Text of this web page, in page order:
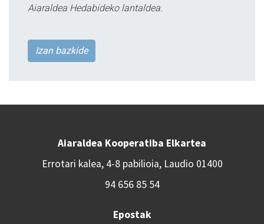
Aiaraldea Hedabideko lantaldea.
Izan bazkide
Aiaraldea Kooperatiba Elkartea
Errotari kalea, 4-8 pabilioia, Laudio 01400
94 656 85 54
Epostak